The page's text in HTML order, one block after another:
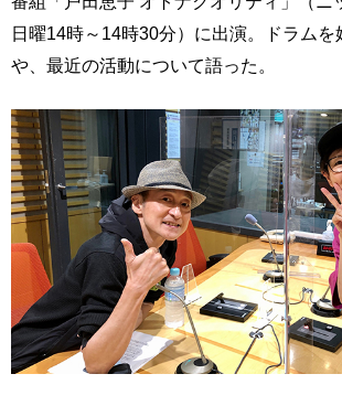
日曜14時～14時30分）に出演。ドラムを
や、最近の活動について語った。